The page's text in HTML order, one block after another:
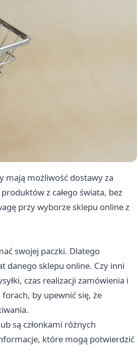
mają możliwość dostawy za
z całego świata, bez
przy wyborze sklepu online z
swojej paczki. Dlatego
danego sklepu online. Czy inni
czas realizacji zamówienia i
by upewnić się, że
są członkami różnych
które mogą potwierdzić